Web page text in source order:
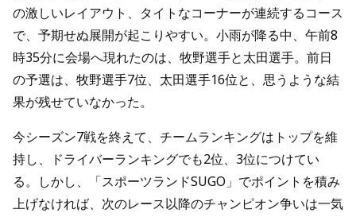
の激しいレイアウト、タイトなコーナーが連続するコース
で、予期せぬ展開が起こりやすい。小雨が降る中、午前8
時35分に会場へ現れたのは、牧野選手と太田選手。前日
の予選は、牧野選手7位、太田選手16位と、思うような結
果が残せていなかった。
今シーズン7戦を終えて、チームランキングはトップを維
持し、ドライバーランキングでも2位、3位につけてい
る。しかし、「スポーツランドSUGO」でポイントを積み
上げなければ、次のレース以降のチャンピオン争いは一気